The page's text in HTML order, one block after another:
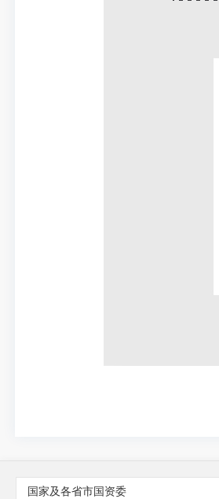
国家及各省市国资委